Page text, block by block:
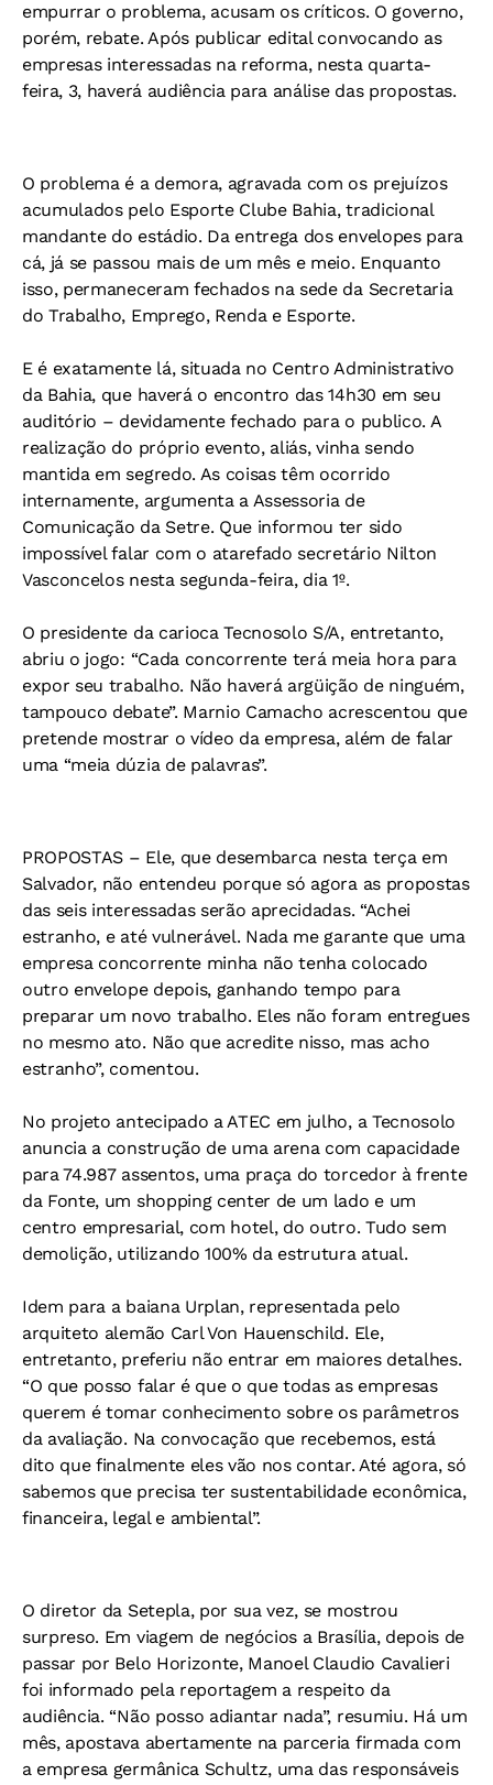
empurrar o problema, acusam os críticos. O governo,
porém, rebate. Após publicar edital convocando as
empresas interessadas na reforma, nesta quarta-
feira, 3, haverá audiência para análise das propostas.
O problema é a demora, agravada com os prejuízos
acumulados pelo Esporte Clube Bahia, tradicional
mandante do estádio. Da entrega dos envelopes para
cá, já se passou mais de um mês e meio. Enquanto
isso, permaneceram fechados na sede da Secretaria
do Trabalho, Emprego, Renda e Esporte.
E é exatamente lá, situada no Centro Administrativo
da Bahia, que haverá o encontro das 14h30 em seu
auditório – devidamente fechado para o publico. A
realização do próprio evento, aliás, vinha sendo
mantida em segredo. As coisas têm ocorrido
internamente, argumenta a Assessoria de
Comunicação da Setre. Que informou ter sido
impossível falar com o atarefado secretário Nilton
Vasconcelos nesta segunda-feira, dia 1º.
O presidente da carioca Tecnosolo S/A, entretanto,
abriu o jogo: “Cada concorrente terá meia hora para
expor seu trabalho. Não haverá argüição de ninguém,
tampouco debate”. Marnio Camacho acrescentou que
pretende mostrar o vídeo da empresa, além de falar
uma “meia dúzia de palavras”.
PROPOSTAS – Ele, que desembarca nesta terça em
Salvador, não entendeu porque só agora as propostas
das seis interessadas serão aprecidadas. “Achei
estranho, e até vulnerável. Nada me garante que uma
empresa concorrente minha não tenha colocado
outro envelope depois, ganhando tempo para
preparar um novo trabalho. Eles não foram entregues
no mesmo ato. Não que acredite nisso, mas acho
estranho”, comentou.
No projeto antecipado a ATEC em julho, a Tecnosolo
anuncia a construção de uma arena com capacidade
para 74.987 assentos, uma praça do torcedor à frente
da Fonte, um shopping center de um lado e um
centro empresarial, com hotel, do outro. Tudo sem
demolição, utilizando 100% da estrutura atual.
Idem para a baiana Urplan, representada pelo
arquiteto alemão Carl Von Hauenschild. Ele,
entretanto, preferiu não entrar em maiores detalhes.
“O que posso falar é que o que todas as empresas
querem é tomar conhecimento sobre os parâmetros
da avaliação. Na convocação que recebemos, está
dito que finalmente eles vão nos contar. Até agora, só
sabemos que precisa ter sustentabilidade econômica,
financeira, legal e ambiental”.
O diretor da Setepla, por sua vez, se mostrou
surpreso. Em viagem de negócios a Brasília, depois de
passar por Belo Horizonte, Manoel Claudio Cavalieri
foi informado pela reportagem a respeito da
audiência. “Não posso adiantar nada”, resumiu. Há um
mês, apostava abertamente na parceria firmada com
a empresa germânica Schultz, uma das responsáveis